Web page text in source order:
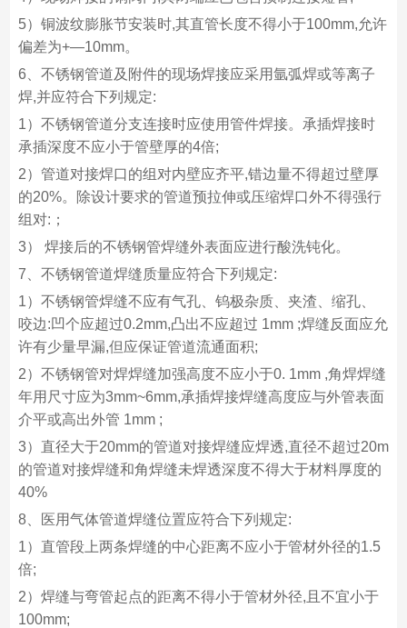
5）铜波纹膨胀节安装时,其直管长度不得小于100mm,允许
偏差为+—10mm。
6、不锈钢管道及附件的现场焊接应采用氩弧焊或等离子
焊,并应符合下列规定:
1）不锈钢管道分支连接时应使用管件焊接。承插焊接时
承插深度不应小于管壁厚的4倍;
2）管道对接焊口的组对内壁应齐平,错边量不得超过壁厚
的20%。除设计要求的管道预拉伸或压缩焊口外不得强行
组对:；
3） 焊接后的不锈钢管焊缝外表面应进行酸洗钝化。
7、不锈钢管道焊缝质量应符合下列规定:
1）不锈钢管焊缝不应有气孔、钨极杂质、夹渣、缩孔、
咬边:凹个应超过0.2mm,凸出不应超过 1mm ;焊缝反面应允
许有少量早漏,但应保证管道流通面积;
2）不锈钢管对焊焊缝加强高度不应小于0. 1mm ,角焊焊缝
年用尺寸应为3mm~6mm,承插焊接焊缝高度应与外管表面
介平或高出外管 1mm ;
3）直径大于20mm的管道对接焊缝应焊透,直径不超过20m
的管道对接焊缝和角焊缝未焊透深度不得大于材料厚度的
40%
8、医用气体管道焊缝位置应符合下列规定:
1）直管段上两条焊缝的中心距离不应小于管材外径的1.5
倍;
2）焊缝与弯管起点的距离不得小于管材外径,且不宜小于
100mm;